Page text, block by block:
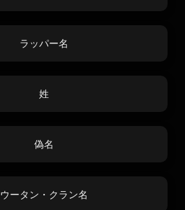
ラッパー名
姓
偽名
ウータン・クラン名